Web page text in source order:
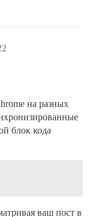
{
НАДЕЮСЬ, ТЕБЕ
на разных
блок кода
ваш пост в